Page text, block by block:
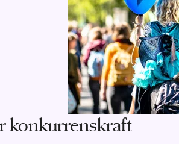
konkurrenskraft